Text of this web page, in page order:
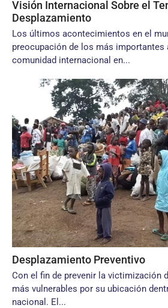
Visión Internacional Sobre el
Desplazamiento
Los últimos acontecimientos en el
preocupación de los más importantes
comunidad internacional en...
Desplazamiento Preventivo
Con el fin de prevenir la victimización
más vulnerables por su ubicación
nacional. El...